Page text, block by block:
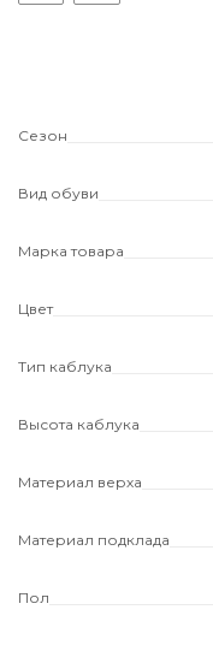
Сезон
Вид обуви
Марка товара
Цвет
Тип каблука
Высота каблука
Материал верха
Материал подклада
Пол